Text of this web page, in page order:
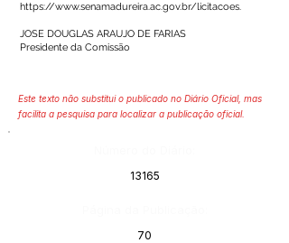
https://www.senamadureira.ac.gov.br/licitacoes.
JOSE DOUGLAS ARAUJO DE FARIAS
Presidente da Comissão
Este texto não substitui o publicado no Diário Oficial, mas
facilita a pesquisa para localizar a publicação oficial.
13165
70